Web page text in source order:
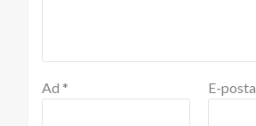
Ad * E-posta